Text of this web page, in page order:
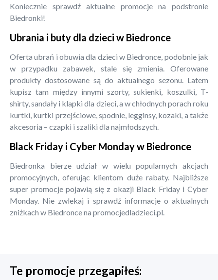
Koniecznie sprawdź aktualne promocje na podstronie
Biedronki!
Ubrania i buty dla dzieci w Biedronce
Oferta ubrań i obuwia dla dzieci w Biedronce, podobnie jak
w przypadku zabawek, stale się zmienia. Oferowane
produkty dostosowane są do aktualnego sezonu. Latem
kupisz tam między innymi szorty, sukienki, koszulki, T-
shirty, sandały i klapki dla dzieci, a w chłodnych porach roku
kurtki, kurtki przejściowe, spodnie, legginsy, kozaki, a także
akcesoria – czapki i szaliki dla najmłodszych.
Black Friday i Cyber Monday w Biedronce
Biedronka bierze udział w wielu popularnych akcjach
promocyjnych, oferując klientom duże rabaty. Najbliższe
super promocje pojawią się z okazji Black Friday i Cyber
Monday. Nie zwlekaj i sprawdź informacje o aktualnych
zniżkach w Biedronce na promocjedladzieci.pl.
Te promocje przegapiłeś: